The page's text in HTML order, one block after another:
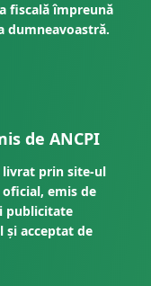
fiscală împreună
dumneavoastră.
de ANCPI
livrat prin site-ul
emis de
publicitate
și acceptat de